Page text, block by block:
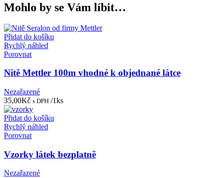
Mohlo by se Vám líbit…
Přidat do košíku
Rychlý náhled
Porovnat
Nitě Mettler 100m vhodné k objednané látce
Nezařazené
35,00Kč s DPH /1ks
Přidat do košíku
Rychlý náhled
Porovnat
Vzorky látek bezplatně
Nezařazené